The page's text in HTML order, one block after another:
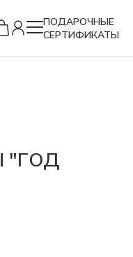
ПОДАРОЧНЫЕ
СЕРТИФИКАТЫ
"ГОД